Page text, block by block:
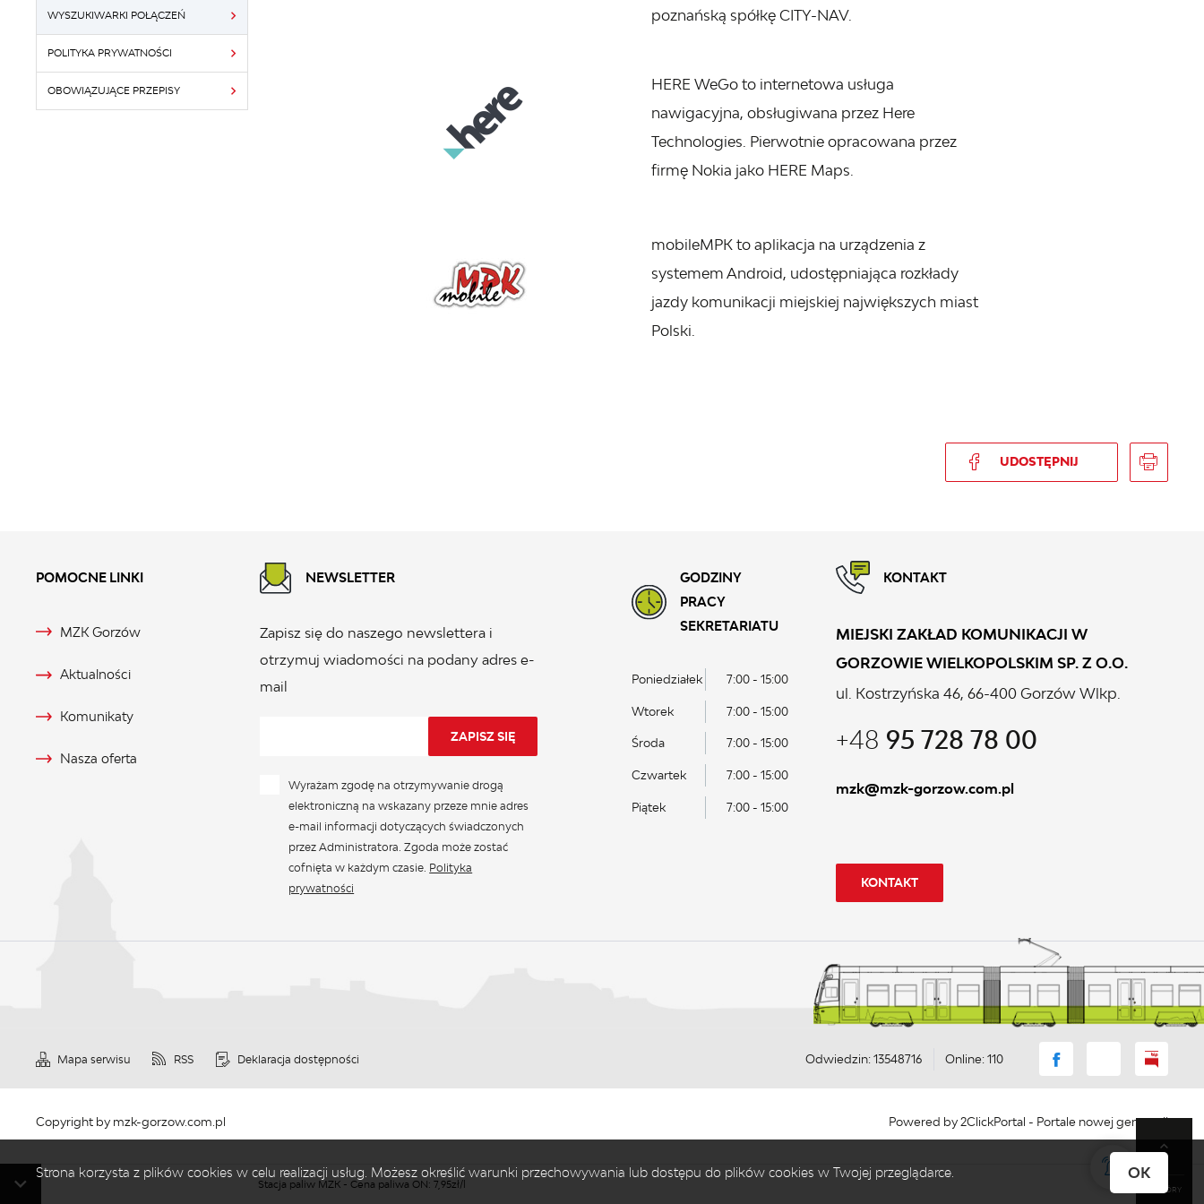
WYSZUKIWARKI POŁĄCZEŃ
POLITYKA PRYWATNOŚCI
OBOWIĄZUJĄCE PRZEPISY
poznańską spółkę CITY-NAV.
HERE WeGo to internetowa usługa
nawigacyjna, obsługiwana przez Here
Technologies. Pierwotnie opracowana przez
firmę Nokia jako HERE Maps.
mobileMPK to aplikacja na urządzenia z
systemem Android, udostępniająca rozkłady
jazdy komunikacji miejskiej największych miast
Polski.
UDOSTĘPNIJ
Stacja paliw MZK - Cena paliwa ON: 7,95zł/l
POMOCNE LINKI
MZK Gorzów
Aktualności
Komunikaty
Nasza oferta
NEWSLETTER
Zapisz się do naszego newslettera i
otrzymuj wiadomości na podany adres e-
mail
Wyrażam zgodę na otrzymywanie drogą
elektroniczną na wskazany przeze mnie adres
e-mail informacji dotyczących świadczonych
przez Administratora. Zgoda może zostać
cofnięta w każdym czasie. Polityka
prywatności
GODZINY
PRACY
SEKRETARIATU
Poniedziałek 7:00 - 15:00
Wtorek 7:00 - 15:00
Środa 7:00 - 15:00
Czwartek 7:00 - 15:00
Piątek 7:00 - 15:00
KONTAKT
MIEJSKI ZAKŁAD KOMUNIKACJI W
GORZOWIE WIELKOPOLSKIM SP. Z O.O.
ul. Kostrzyńska 46, 66-400 Gorzów Wlkp.
+48 95 728 78 00
mzk@mzk-gorzow.com.pl
KONTAKT
Mapa serwisu RSS Deklaracja dostępności Odwiedzin: 13548716 Online: 110
Copyright by mzk-gorzow.com.pl Powered by2ClickPortal - Portale nowej generacji
DO GÓRY
Strona korzysta z plików cookies w celu realizacji usług. Możesz określić warunki przechowywania lub dostępu do plików cookies w Twojej przeglądarce. OK